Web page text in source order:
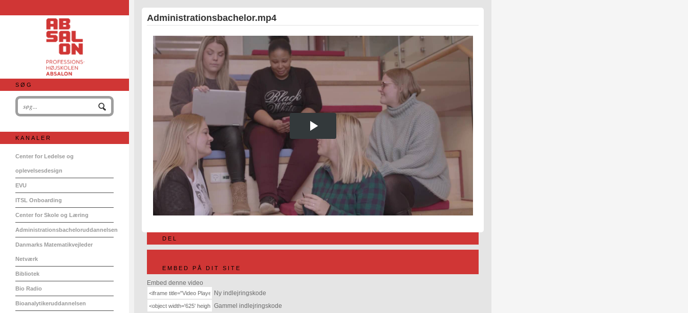
SØG
KANALER
Center for Ledelse og
oplevelsesdesign
EVU
ITSL Onboarding
Center for Skole og Læring
Administrationsbacheloruddannelsen
Danmarks Matematikvejleder
Netværk
Bibliotek
Bio Radio
Bioanalytikeruddannelsen
Administrationsbachelor.mp4
DEL
EMBED PÅ DIT SITE
Embed denne video
Ny indlejringskode
Gammel indlejringskode